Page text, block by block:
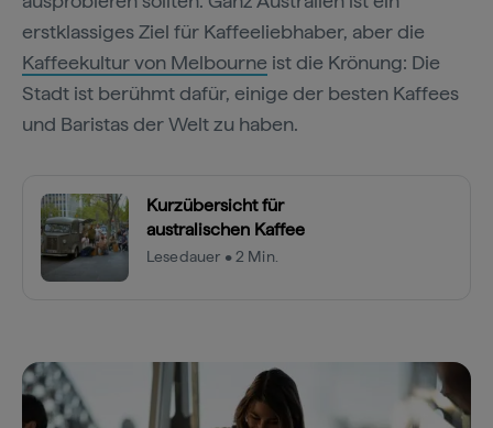
erstklassiges Ziel für Kaffeeliebhaber, aber die
Kaffeekultur von Melbourne ist die Krönung: Die
Stadt ist berühmt dafür, einige der besten Kaffees
und Baristas der Welt zu haben.
Kurzübersicht für
australischen Kaffee
Lesedauer • 2 Min.